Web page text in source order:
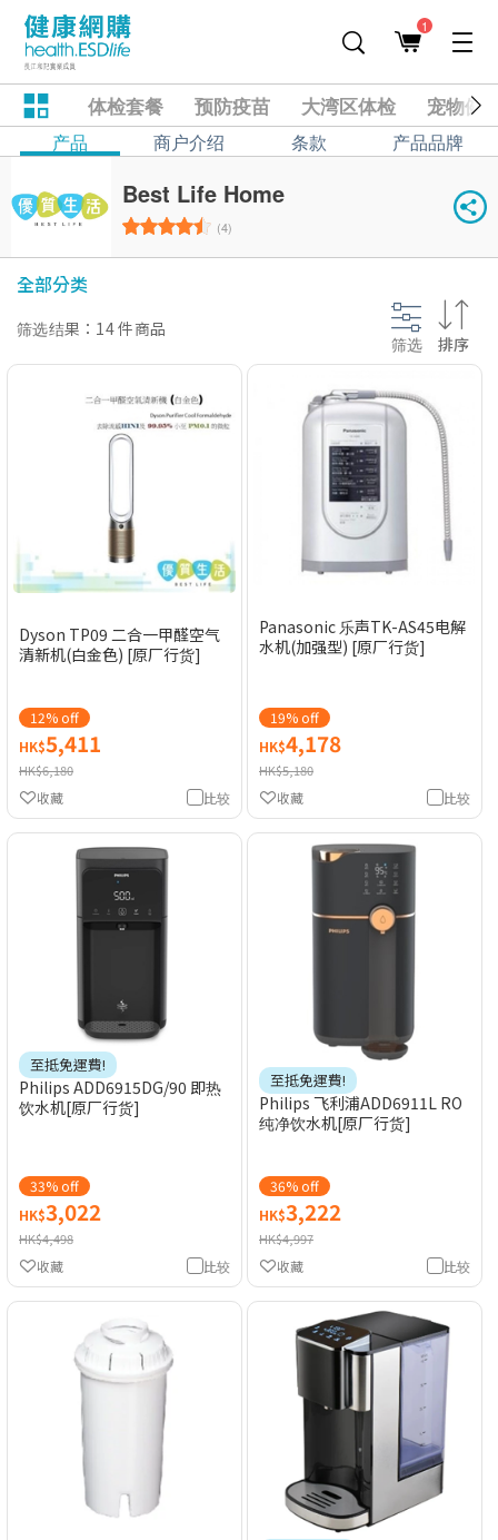
1
体检套餐 预防疫苗 大湾区体检 宠物健
产品 商户介绍 条款 产品品牌
Best Life Home
(4)
全部分类
筛选结果：14 件商品
筛选 排序
Dyson TP09 二合一甲醛空气
清新机(白金色) [原厂行货]
12% off
HK$5,411
HK$6,180
比较
收藏
Panasonic 乐声TK-AS45电解
水机(加强型) [原厂行货]
19% off
HK$4,178
HK$5,180
比较
收藏
至抵免運費!
Philips ADD6915DG/90 即热
饮水机[原厂行货]
33% off
HK$3,022
HK$4,498
比较
收藏
至抵免運費!
Philips 飞利浦ADD6911L RO
纯净饮水机[原厂行货]
36% off
HK$3,222
HK$4,997
比较
收藏